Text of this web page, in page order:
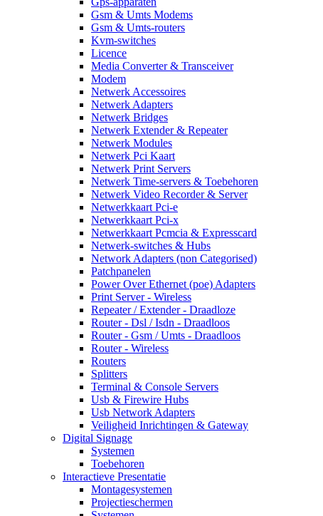
Gsm & Umts Modems
Gsm & Umts-routers
Kvm-switches
Licence
Media Converter & Transceiver
Modem
Netwerk Accessoires
Netwerk Adapters
Netwerk Bridges
Netwerk Extender & Repeater
Netwerk Modules
Netwerk Pci Kaart
Netwerk Print Servers
Netwerk Time-servers & Toebehoren
Netwerk Video Recorder & Server
Netwerkkaart Pci-e
Netwerkkaart Pci-x
Netwerkkaart Pcmcia & Expresscard
Netwerk-switches & Hubs
Network Adapters (non Categorised)
Patchpanelen
Power Over Ethernet (poe) Adapters
Print Server - Wireless
Repeater / Extender - Draadloze
Router - Dsl / Isdn - Draadloos
Router - Gsm / Umts - Draadloos
Router - Wireless
Routers
Splitters
Terminal & Console Servers
Usb & Firewire Hubs
Usb Network Adapters
Veiligheid Inrichtingen & Gateway
Digital Signage
Systemen
Toebehoren
Interactieve Presentatie
Montagesystemen
Projectieschermen